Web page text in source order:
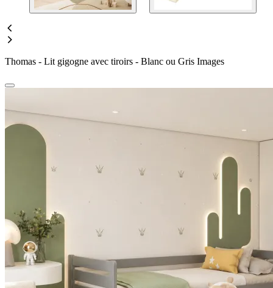
Thomas - Lit gigogne avec tiroirs - Blanc ou Gris Images